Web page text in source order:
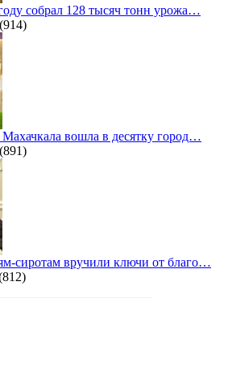
собрал 128 тысяч тонн урожа…
(914)
вошла в десятку город…
(891)
сиротам вручили ключи от благо…